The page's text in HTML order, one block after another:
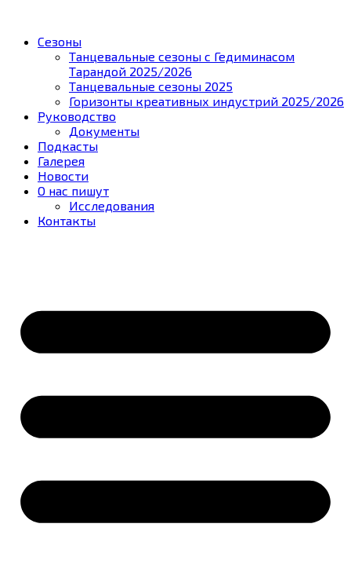
Сезоны
Танцевальные сезоны с Гедиминасом
Тарандой 2025/2026
Танцевальные сезоны 2025
Горизонты креативных индустрий 2025/2026
Руководство
Документы
Подкасты
Галерея
Новости
О нас пишут
Исследования
Контакты